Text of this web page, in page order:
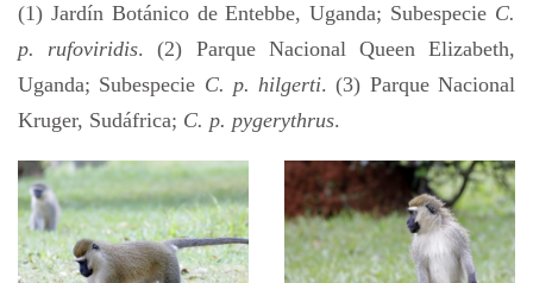
(1) Jardín Botánico de Entebbe, Uganda; Subespecie C.
p. rufoviridis. (2) Parque Nacional Queen Elizabeth,
Uganda; Subespecie C. p. hilgerti. (3) Parque Nacional
Kruger, Sudáfrica; C. p. pygerythrus.